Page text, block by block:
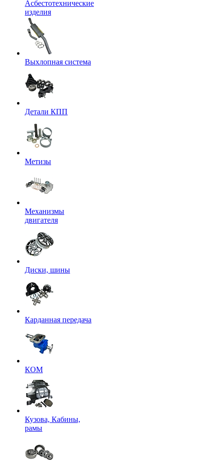
Асбестотехнические
изделия
Выхлопная система
Детали КПП
Метизы
Механизмы
двигателя
Диски, шины
Карданная передача
КОМ
Кузова, Кабины,
рамы